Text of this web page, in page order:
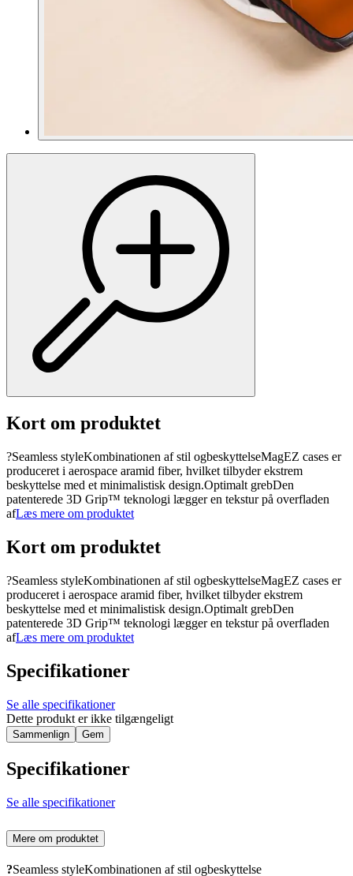
Kort om produktet
?Seamless styleKombinationen af stil ogbeskyttelseMagEZ cases er
produceret i aerospace aramid fiber, hvilket tilbyder ekstrem
beskyttelse med et minimalistisk design.Optimalt grebDen
patenterede 3D Grip™ teknologi lægger en tekstur på overfladen
afLæs mere om produktet
Kort om produktet
?Seamless styleKombinationen af stil ogbeskyttelseMagEZ cases er
produceret i aerospace aramid fiber, hvilket tilbyder ekstrem
beskyttelse med et minimalistisk design.Optimalt grebDen
patenterede 3D Grip™ teknologi lægger en tekstur på overfladen
afLæs mere om produktet
Specifikationer
Se alle specifikationer
Dette produkt er ikke tilgængeligt
Sammenlign Gem
Specifikationer
Se alle specifikationer
Mere om produktet
?Seamless styleKombinationen af stil ogbeskyttelse